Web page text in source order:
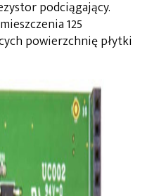
podciągający.
125
powierzchnię płytki